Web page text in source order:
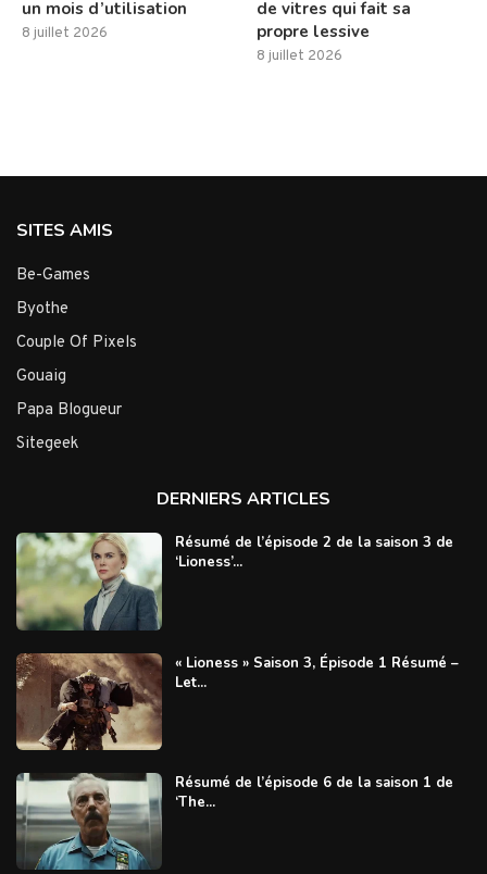
un mois d’utilisation
8 juillet 2026
de vitres qui fait sa
propre lessive
8 juillet 2026
SITES AMIS
Be-Games
Byothe
Couple Of Pixels
Gouaig
Papa Blogueur
Sitegeek
DERNIERS ARTICLES
Résumé de l’épisode 2 de la saison 3 de
‘Lioness’...
« Lioness » Saison 3, Épisode 1 Résumé –
Let...
Résumé de l’épisode 6 de la saison 1 de
‘The...